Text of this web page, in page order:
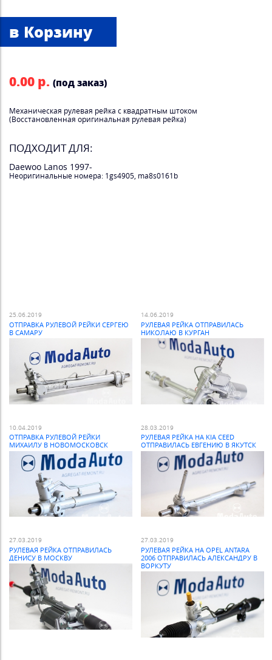
0.00 р. (под заказ)
Механическая рулевая рейка с квадратным штоком
(Восстановленная оригинальная рулевая рейка)
ПОДХОДИТ ДЛЯ:
Daewoo Lanos 1997-
Неоригинальные номера: 1gs4905, ma8s0161b
25.06.2019
ОТПРАВКА РУЛЕВОЙ РЕЙКИ СЕРГЕЮ
В САМАРУ
14.06.2019
РУЛЕВАЯ РЕЙКА ОТПРАВИЛАСЬ
НИКОЛАЮ В КУРГАН
10.04.2019
ОТПРАВКА РУЛЕВОЙ РЕЙКИ
МИХАИЛУ В НОВОМОСКОВСК
28.03.2019
РУЛЕВАЯ РЕЙКА НА KIA CEED
ОТПРАВИЛАСЬ ЕВГЕНИЮ В ЯКУТСК
27.03.2019
РУЛЕВАЯ РЕЙКА ОТПРАВИЛАСЬ
ДЕНИСУ В МОСКВУ
27.03.2019
РУЛЕВАЯ РЕЙКА НА OPEL ANTARA
2006 ОТПРАВИЛАСЬ АЛЕКСАНДРУ В
ВОРКУТУ